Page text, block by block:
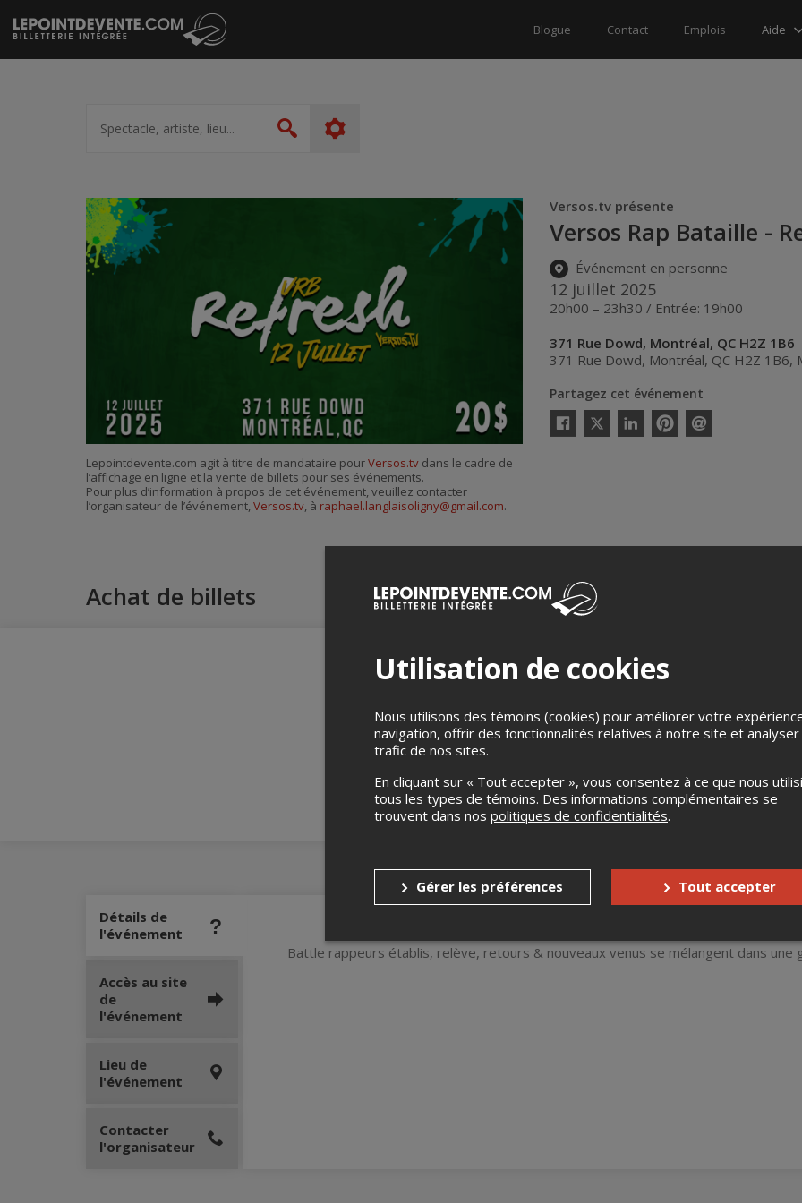
Passer
au
contenu
Blogue Contact Emplois Aide
artiste,
lieu...
Rechercher
Versos.tv présente
Versos Rap Bataille -
Événement en personne
12 juillet 2025
20h00 – 23h30 / Entrée: 19h00
371 Rue Dowd, Montréal, QC H2Z 1B6
371 Rue Dowd, Montréal, QC H2Z 1B6,
Partagez cet événement
Facebook
Twitter
LinkedinPinterestEnvoyer
Lepointdevente.com agit à titre de mandataire pourVersos.tv dans le cadre de
l’affichage en ligne et la vente de billets pour ses événements.
Pour plus d’information à propos de cet événement, veuillez contacter
l’organisateur de l’événement, Versos.tv, à raphael.langlaisoligny@gmail.com.
Achat de billets
Merci de confirmer que vous n'êtes pas un robot ci-bas.
Détails de
l'événement
Battle rappeurs établis, relève, retours & nouveaux venus se mélangent dans une
Accès au site
de
l'événement
Lieu de
l'événement
Contacter
l'organisateur
Utilisation de cookies
Nous utilisons des témoins (cookies) pour améliorer votre
navigation, offrir des fonctionnalités relatives à notre site et analyser
trafic de nos sites.
En cliquant sur « Tout accepter », vous consentez à ce que nous
tous les types de témoins. Des informations complémentaires se
trouvent dans nos politiques de confidentialités.
Gérer les préférences Tout accepter